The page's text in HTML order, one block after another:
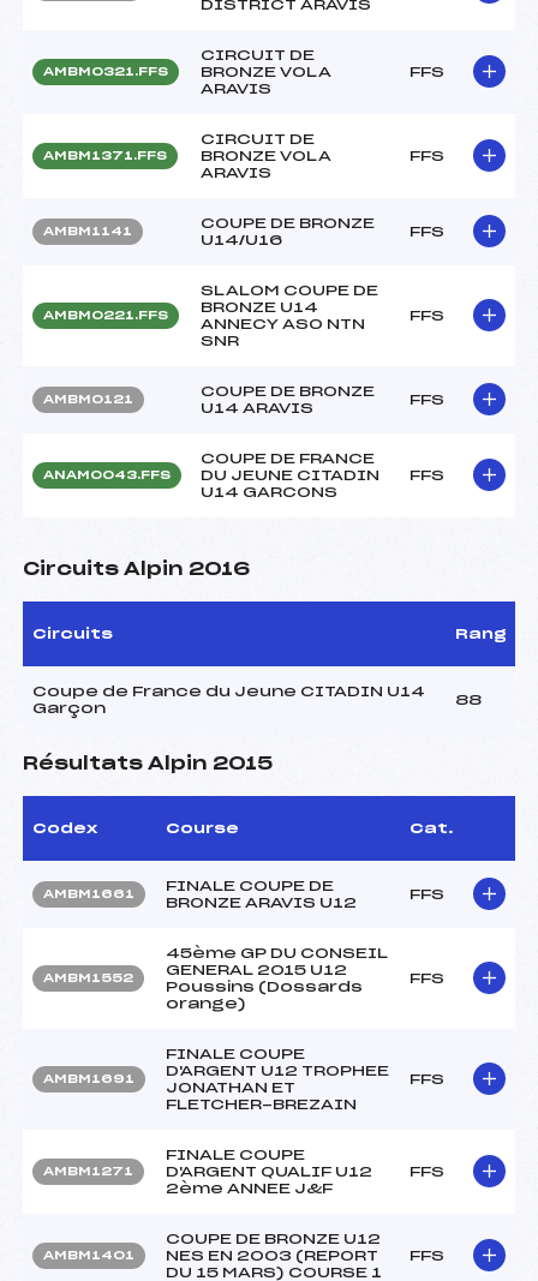
DISTRICT ARAVIS
AMBM0321.FFS
CIRCUIT DE
BRONZE VOLA
ARAVIS
FFS
AMBM1371.FFS
CIRCUIT DE
BRONZE VOLA
ARAVIS
FFS
AMBM1141
COUPE DE BRONZE
U14/U16
FFS
AMBM0221.FFS
SLALOM COUPE DE
BRONZE U14
ANNECY ASO NTN
SNR
FFS
AMBM0121
COUPE DE BRONZE
U14 ARAVIS
FFS
ANAM0043.FFS
COUPE DE FRANCE
DU JEUNE CITADIN
U14 GARCONS
FFS
Circuits Alpin 2016
Circuits Rang
Coupe de France du Jeune CITADIN U14
Garçon
88
Résultats Alpin 2015
Codex Course Cat.
AMBM1661
FINALE COUPE DE
BRONZE ARAVIS U12
FFS
AMBM1552
45ème GP DU CONSEIL
GENERAL 2015 U12
Poussins (Dossards
orange)
FFS
AMBM1691
FINALE COUPE
D'ARGENT U12 TROPHEE
JONATHAN ET
FLETCHER-BREZAIN
FFS
AMBM1271
FINALE COUPE
D'ARGENT QUALIF U12
2ème ANNEE J&F
FFS
AMBM1401
COUPE DE BRONZE U12
NES EN 2003 (REPORT
DU 15 MARS) COURSE 1
FFS